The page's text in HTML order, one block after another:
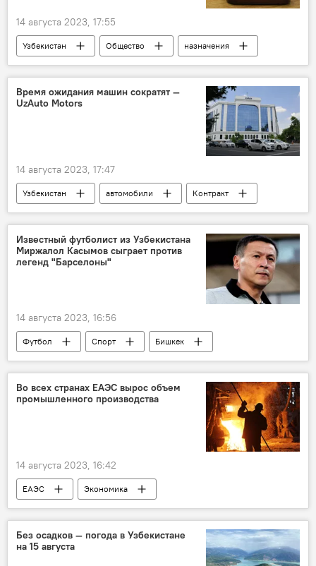
14 августа 2023, 17:55
Узбекистан Общество
назначения
судья
Бухарская область
Кашкадарьинская область
Сырдарьинская область
Время ожидания машин сократят —
UzAuto Motors
14 августа 2023, 17:47
Узбекистан автомобили
Контракт
Договор
завод
Известный футболист из Узбекистана
Миржалол Касымов сыграет против
легенд "Барселоны"
14 августа 2023, 16:56
Футбол Спорт
Бишкек
Равшан Ирматов
Барселона
Миржалол Касымов
Центральная Азия
легенда
судья матч
Во всех странах ЕАЭС вырос объем
промышленного производства
14 августа 2023, 16:42
ЕАЭС
Экономика
промышленность
рост экономики
Казахстан
Армения
статистика
Без осадков — погода в Узбекистане
на 15 августа